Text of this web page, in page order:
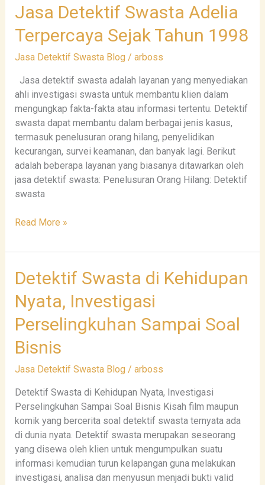
Jasa Detektif Swasta Adelia
Terpercaya Sejak Tahun 1998
Jasa Detektif Swasta Blog / arboss
Jasa detektif swasta adalah layanan yang menyediakan
ahli investigasi swasta untuk membantu klien dalam
mengungkap fakta-fakta atau informasi tertentu. Detektif
swasta dapat membantu dalam berbagai jenis kasus,
termasuk penelusuran orang hilang, penyelidikan
kecurangan, survei keamanan, dan banyak lagi. Berikut
adalah beberapa layanan yang biasanya ditawarkan oleh
jasa detektif swasta: Penelusuran Orang Hilang: Detektif
swasta
Jasa
Detektif
Swasta
Terpercaya
Sejak
Tahun
1998
Read More »
Detektif Swasta di Kehidupan
Nyata, Investigasi
Perselingkuhan Sampai Soal
Bisnis
Jasa Detektif Swasta Blog / arboss
Detektif Swasta di Kehidupan Nyata, Investigasi
Perselingkuhan Sampai Soal Bisnis Kisah film maupun
komik yang bercerita soal detektif swasta ternyata ada
di dunia nyata. Detektif swasta merupakan seseorang
yang disewa oleh klien untuk mengumpulkan suatu
informasi kemudian turun kelapangan guna melakukan
investigasi, analisa dan menyusun menjadi bukti valid
Detektif
Swasta
di
Nyata,
Investigasi
Sampai
Soal
Bisnis